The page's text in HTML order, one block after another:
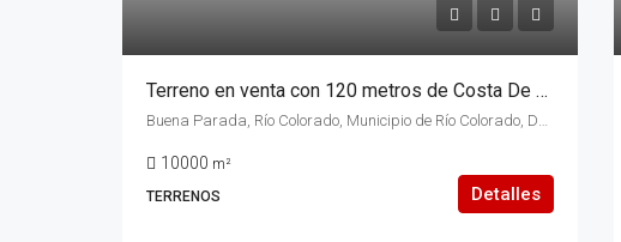
Terreno en venta con 120 metros de Costa De Rio en calle 18, lindero al Balneario de Buena Parada , de la ciudad de Rio Colorado, provincia de Rio Negro.
Buena Parada, Río Colorado, Municipio de Río Colorado, Departamento Pichi Mahuida, Río Negro, Argentina
10000 m²
TERRENOS
Detalles